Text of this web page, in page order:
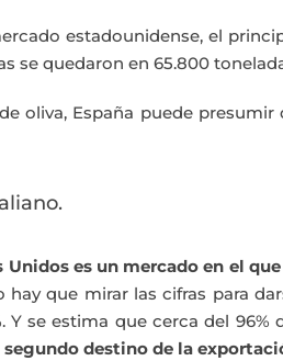
estadounidense, el
se quedaron en 65.800
oliva, España puede presumir
Unidos es un mercado en el
que mirar las cifras para
se estima que cerca del 96%
segundo destino de la